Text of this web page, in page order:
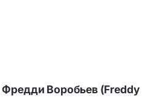
Воробьев (Freddy